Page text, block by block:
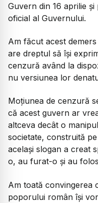
Guvern din 16 aprilie
oficial al Guvernului.
Am făcut acest
are dreptul să își
cenzură având la
nu versiunea lor
Moțiunea de cenzură
că acest guvern ar
altceva decât o
societate, construită
același slogan a creat
o, au furat-o și au
Am toată convingerea
poporului român își